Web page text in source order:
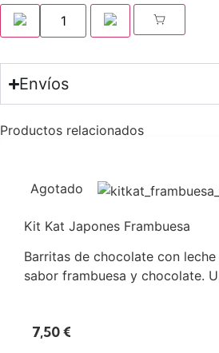
Envíos
Productos relacionados
Agotado
Kit Kat Japones Frambuesa
Barritas de chocolate con
sabor frambuesa y chocolate.
7,50€